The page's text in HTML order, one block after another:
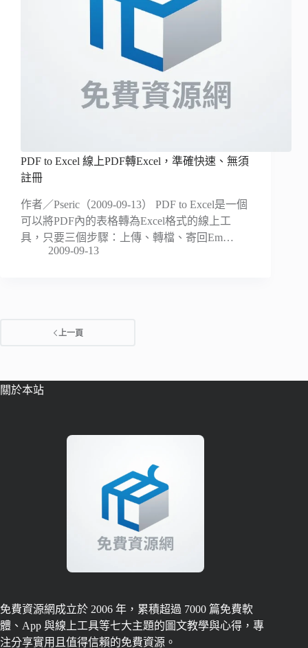
PDF to Excel 線上PDF轉Excel，準確快速、無須
註冊
作者／Pseric（2009-09-13） PDF to Excel是一個
可以將PDF內的表格轉為Excel格式的線上工
具，只要三個步驟：上傳、轉檔、寄回Em…
2009-09-13
上一頁
關於本站
免費資源網成立於 2006 年，累積超過 7000 篇免費軟
體、App 與線上工具等七大主題的圖文教學與心得，專
注分享實用且值得信賴的免費資源。